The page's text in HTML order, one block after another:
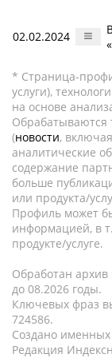
02.02.2024
* Страница-
услуги),
на основе
Обрабатываются
(новости,
аналитические
содержание
больше
или продукта/
Профиль может
информацией, в
продукте/услуге.
Обработан архив
до 08.2026 годы.
Ключевых фраз
724586.
Создано именных
Редакция